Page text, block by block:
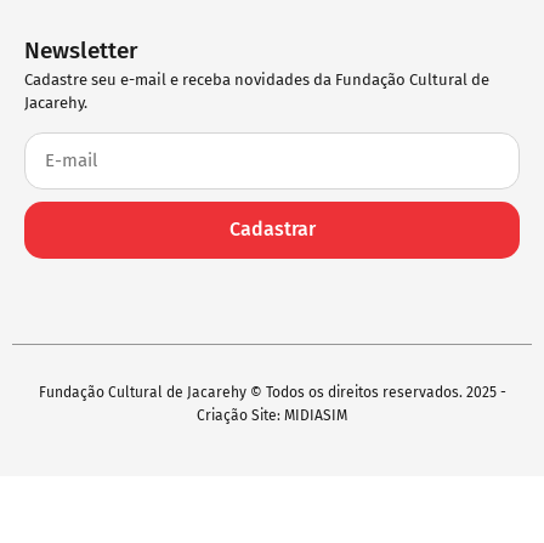
Newsletter
Cadastre seu e-mail e receba novidades da Fundação Cultural de
Jacarehy.
Cadastrar
Fundação Cultural de Jacarehy © Todos os direitos reservados. 2025 -
Criação Site: MIDIASIM